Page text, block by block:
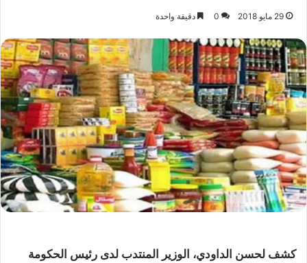
29 مايو 2018 0 دقيقة واحدة
كشف لحسن الداودي، الوزير المنتدب لدى رئيس الحكومة